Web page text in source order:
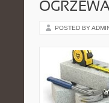
POSTED BY